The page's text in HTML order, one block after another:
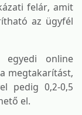
felár, amit
az ügyfél
egyedi online
megtakarítást,
pedig 0,2-0,5
el.